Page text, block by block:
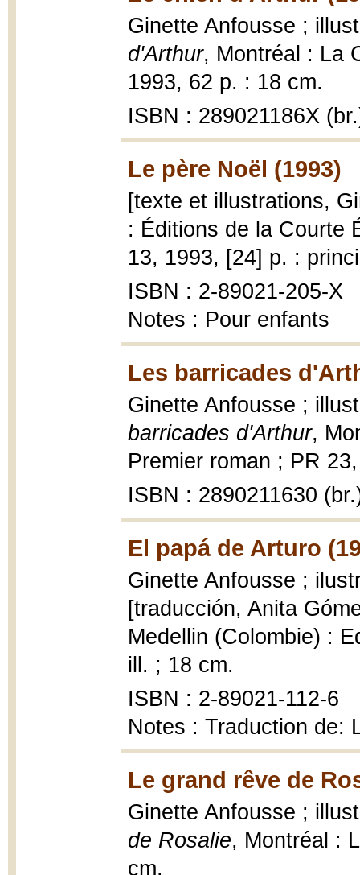
Ginette Anfousse ;
d'Arthur, Montréal : La
1993, 62 p. : 18 cm.
ISBN : 289021186X
Le père Noël (1993)
[texte et illustrations,
: Éditions de la Courte
13, 1993, [24] p. :
ISBN : 2-89021-205-X
Notes : Pour enfants
Les barricades
Ginette Anfousse ;
barricades d'Arthur,
Premier roman ; PR
ISBN : 2890211630
El papá de Arturo
Ginette Anfousse ;
[traducción, Anita
Medellin (Colombie) :
ill. ; 18 cm.
ISBN : 2-89021-112-6
Notes : Traduction de:
Le grand rêve de
Ginette Anfousse ;
de Rosalie, Montréal :
cm.